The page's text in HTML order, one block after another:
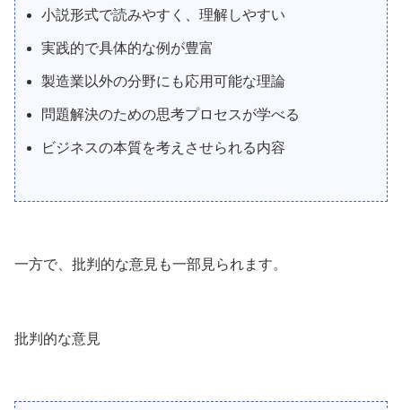
小説形式で読みやすく、理解しやすい
実践的で具体的な例が豊富
製造業以外の分野にも応用可能な理論
問題解決のための思考プロセスが学べる
ビジネスの本質を考えさせられる内容
一方で、批判的な意見も一部見られます。
批判的な意見